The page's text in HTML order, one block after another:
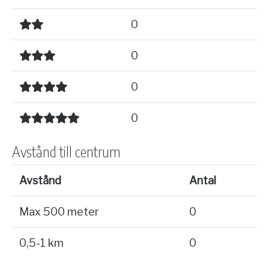
0
0
0
0
Avstånd till centrum
Avstånd Antal
Max 500 meter 0
0,5-1 km 0